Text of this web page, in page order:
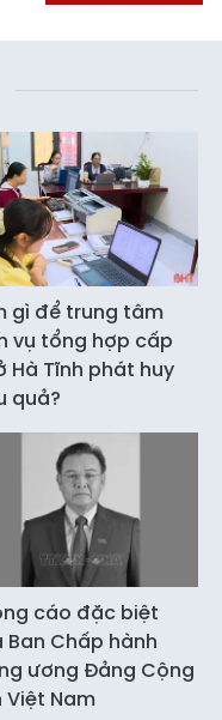
gì để trung tâm
vụ tổng hợp cấp
Hà Tĩnh phát huy
quả?
cáo đặc biệt
Ban Chấp hành
ương Đảng Cộng
Việt Nam